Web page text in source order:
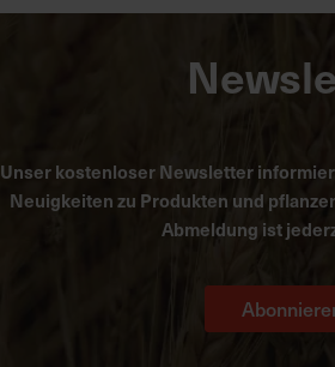
Unser kostenloser Newsletter
Neuigkeiten zu Produkten und
Abmeldung ist